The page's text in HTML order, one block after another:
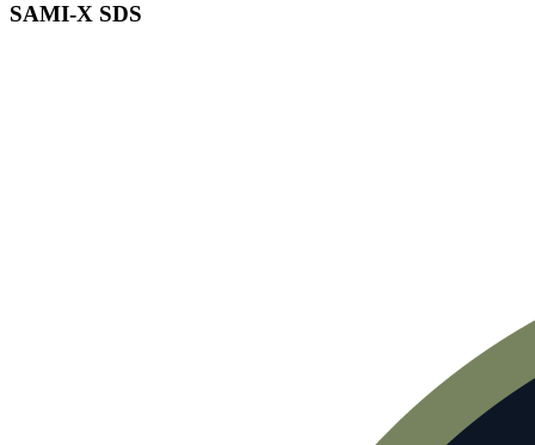
SAMI-X SDS